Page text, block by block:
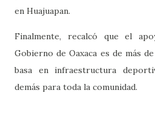
en Huajuapan.
Finalmente, recalcó que el
Gobierno de Oaxaca es de más
basa en infraestructura
demás para toda la comunidad.